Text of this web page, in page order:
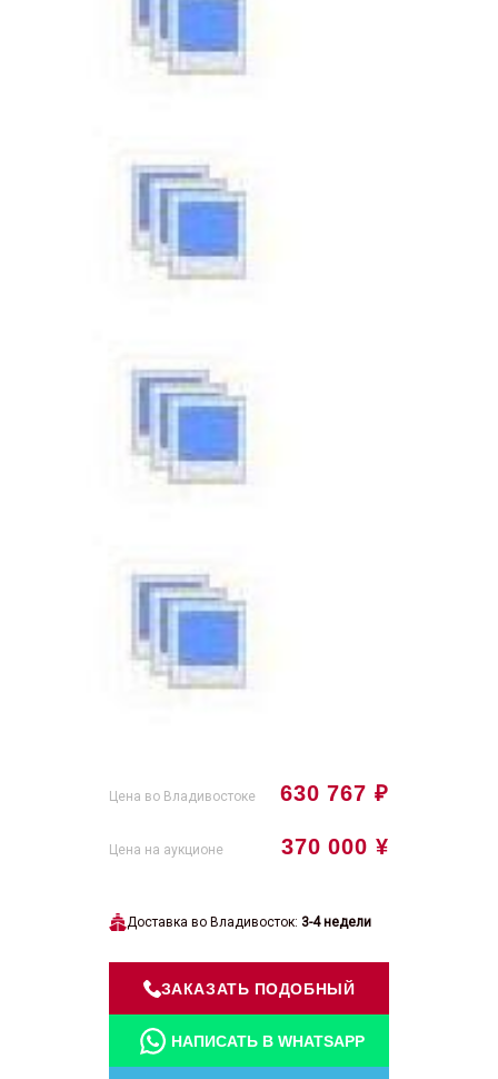
630 767 ₽
Цена во Владивостоке
370 000 ¥
Цена на аукционе
Доставка во Владивосток: 3-4 недели
ЗАКАЗАТЬ ПОДОБНЫЙ
НАПИСАТЬ В WHATSAPP